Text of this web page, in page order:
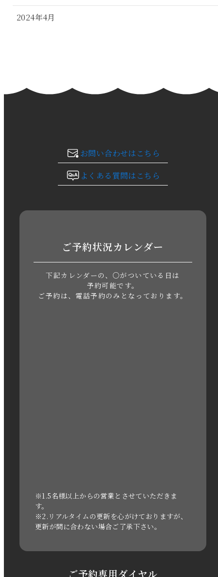
2024年4月
2024年1月
2023年10月
2023年8月
2023年5月
2021年3月
2020年11月
お問い合わせはこちら
よくある質問はこちら
ご予約状況カレンダー
下記カレンダーの、○がついている日は
予約可能です。
ご予約は、電話予約のみとなっております。
※1.5名様以上からの営業とさせていただきま
す。
※2.リアルタイムの更新を心がけておりますが、
更新が間に合わない場合ご了承下さい。
ご予約専用ダイヤル